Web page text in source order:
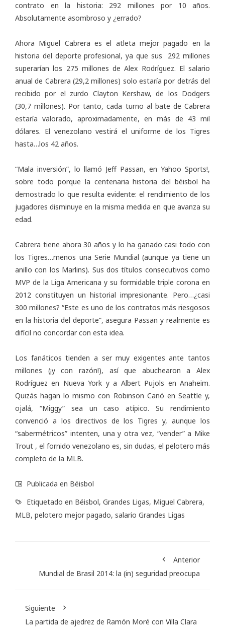
contrato en la historia: 292 millones por 10 años.
Absolutamente asombroso y ¿errado?
Ahora Miguel Cabrera es el atleta mejor pagado en la
historia del deporte profesional, ya que sus 292 millones
superarían los 275 millones de Alex Rodríguez. El salario
anual de Cabrera (29,2 millones) solo estaría por detrás del
recibido por el zurdo Clayton Kershaw, de los Dodgers
(30,7 millones). Por tanto, cada turno al bate de Cabrera
estaría valorado, aproximadamente, en más de 43 mil
dólares. El venezolano vestirá el uniforme de los Tigres
hasta…los 42 años.
“Mala inversión”, lo llamó Jeff Passan, en Yahoo Sports!,
sobre todo porque la centenaria historia del béisbol ha
demostrado lo que resulta evidente: el rendimiento de los
jugadores disminuye en la misma medida en que avanza su
edad.
Cabrera tiene ahora 30 años y lo ha ganado casi todo con
los Tigres…menos una Serie Mundial (aunque ya tiene un
anillo con los Marlins). Sus dos títulos consecutivos como
MVP de la Liga Americana y su formidable triple corona en
2012 constituyen un historial impresionante. Pero…¿casi
300 millones? “Este es uno de los contratos más riesgosos
en la historia del deporte”, asegura Passan y realmente es
difícil no concordar con esta idea.
Los fanáticos tienden a ser muy exigentes ante tantos
millones (¡y con razón!), así que abuchearon a Alex
Rodríguez en Nueva York y a Albert Pujols en Anaheim.
Quizás hagan lo mismo con Robinson Canó en Seattle y,
ojalá, “Miggy” sea un caso atípico. Su rendimiento
convenció a los directivos de los Tigres y, aunque los
“sabermétricos” intenten, una y otra vez, “vender” a Mike
Trout , el fornido venezolano es, sin dudas, el pelotero más
completo de la MLB.
Publicada en Béisbol
Etiquetado en Béisbol, Grandes Ligas, Miguel Cabrera,
MLB, pelotero mejor pagado, salario Grandes Ligas
Anterior
Mundial de Brasil 2014: la (in) seguridad preocupa
Siguiente
La partida de ajedrez de Ramón Moré con Villa Clara